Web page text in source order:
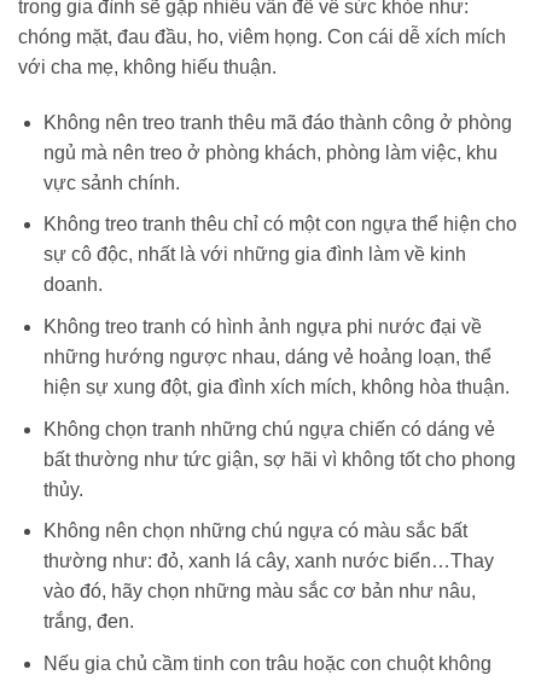
trong gia đình sẽ gặp nhiều vấn đề về sức khỏe như:
chóng mặt, đau đầu, ho, viêm họng. Con cái dễ xích mích
với cha mẹ, không hiếu thuận.
Không nên treo tranh thêu mã đáo thành công ở phòng
ngủ mà nên treo ở phòng khách, phòng làm việc, khu
vực sảnh chính.
Không treo tranh thêu chỉ có một con ngựa thể hiện cho
sự cô độc, nhất là với những gia đình làm về kinh
doanh.
Không treo tranh có hình ảnh ngựa phi nước đại về
những hướng ngược nhau, dáng vẻ hoảng loạn, thể
hiện sự xung đột, gia đình xích mích, không hòa thuận.
Không chọn tranh những chú ngựa chiến có dáng vẻ
bất thường như tức giận, sợ hãi vì không tốt cho phong
thủy.
Không nên chọn những chú ngựa có màu sắc bất
thường như: đỏ, xanh lá cây, xanh nước biển…Thay
vào đó, hãy chọn những màu sắc cơ bản như nâu,
trắng, đen.
Nếu gia chủ cầm tinh con trâu hoặc con chuột không